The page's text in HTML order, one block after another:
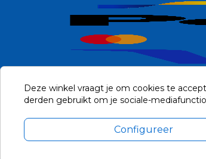
Alle prijzen zijn in Euro, inclusief BTW en
Deze winkel vraagt je om cookies te
derden gebruikt om je sociale-
Configureer